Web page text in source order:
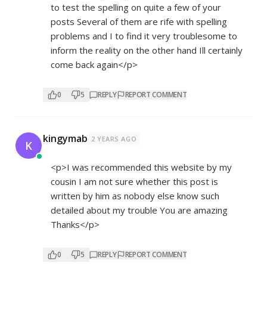
to test the spelling on quite a few of your
posts Several of them are rife with spelling
problems and I to find it very troublesome to
inform the reality on the other hand Ill certainly
come back again</p>
0 5 REPLY REPORT COMMENT
K kingymab 2 YEARS AGO
<p>I was recommended this website by my
cousin I am not sure whether this post is
written by him as nobody else know such
detailed about my trouble You are amazing
Thanks</p>
0 5 REPLY REPORT COMMENT